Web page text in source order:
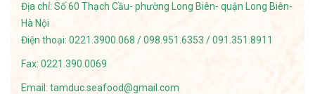
Địa chỉ: Số 60 Thạch Cầu- phường Long Biên- quận Long Biên-
Hà Nội
Điện thoại: 0221.3900.068 / 098.951.6353 / 091.351.8911
Fax: 0221.390.0069
Email: tamduc.seafood@gmail.com